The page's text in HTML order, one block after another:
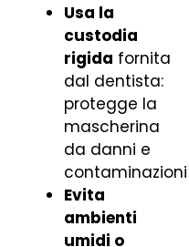
Usa la
custodia
rigida fornita
dal dentista:
protegge la
mascherina
da danni e
contaminazioni
Evita
ambienti
umidi o